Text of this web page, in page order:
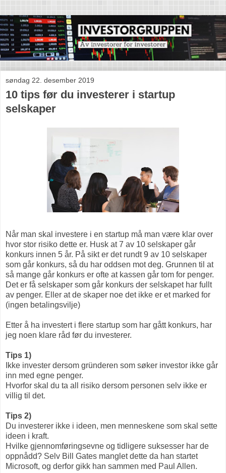
søndag 22. desember 2019
10 tips før du investerer i startup
selskaper
Når man skal investere i en startup må man være klar over
hvor stor risiko dette er. Husk at 7 av 10 selskaper går
konkurs innen 5 år. På sikt er det rundt 9 av 10 selskaper
som går konkurs, så du har oddsen mot deg. Grunnen til at
så mange går konkurs er ofte at kassen går tom for penger.
Det er få selskaper som går konkurs der selskapet har fullt
av penger. Eller at de skaper noe det ikke er et marked for
(ingen betalingsvilje)
Etter å ha investert i flere startup som har gått konkurs, har
jeg noen klare råd før du investerer.
Tips 1)
Ikke invester dersom gründeren som søker investor ikke går
inn med egne penger.
Hvorfor skal du ta all risiko dersom personen selv ikke er
villig til det.
Tips 2)
Du investerer ikke i ideen, men menneskene som skal sette
ideen i kraft.
Hvilke gjennomføringsevne og tidligere suksesser har de
oppnådd? Selv Bill Gates manglet dette da han startet
Microsoft, og derfor gikk han sammen med Paul Allen.